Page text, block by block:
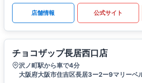
店舗情報 公式サイト
チョコザップ長居西口店
沢ノ町駅から車で4分
大阪府大阪市住吉区長居3ー2ー9マリーベ